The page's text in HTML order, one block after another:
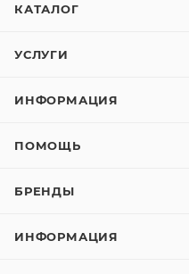
КАТАЛОГ
УСЛУГИ
ИНФОРМАЦИЯ
ПОМОЩЬ
БРЕНДЫ
ИНФОРМАЦИЯ